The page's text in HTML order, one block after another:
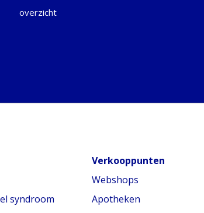
overzicht
syndroom
Verkooppunten
Webshops
Apotheken